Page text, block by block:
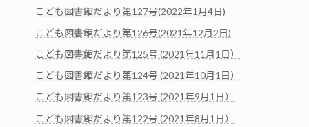
こども図書館だより第127号(2022年1月4日)
こども図書館だより第126号(2021年12月2日)
こども図書館だより第125号 (2021年11月1日）
こども図書館だより第124号 (2021年10月1日）
こども図書館だより第123号 (2021年9月1日）
こども図書館だより第122号 (2021年8月1日）